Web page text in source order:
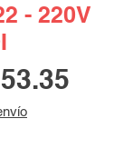
- 220V